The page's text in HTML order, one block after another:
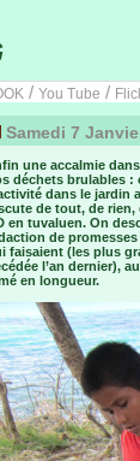
/ You Tube /
Samedi 7
une accalmie
déchets brulables :
dans le jardin
de tout, de rien,
en tuvaluen. On
de
faisaient (les plus
l’an dernier),
en longueur.